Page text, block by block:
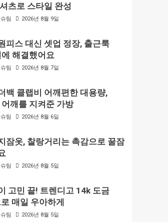
츠로 스타일 완성
팀 2026년 8월 9일
피스 대신 셋업 정장, 출근룩
해결했어요
팀 2026년 8월 7일
백 클랩비 어깨편한 대용량,
깨를 지켜준 가방
팀 2026년 8월 6일
잠옷, 찰랑거리는 촉감으로 꿀잠
팀 2026년 8월 5일
고민 끝! 트렌디고 14k 도금
매일 우아하게
팀 2026년 8월 5일